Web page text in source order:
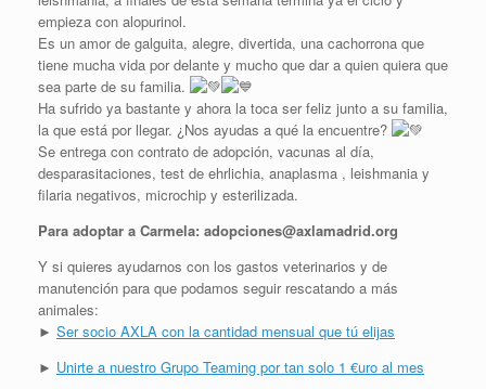
empieza con alopurinol.
Es un amor de galguita, alegre, divertida, una cachorrona que
tiene mucha vida por delante y mucho que dar a quien quiera que
sea parte de su familia.
Ha sufrido ya bastante y ahora la toca ser feliz junto a su familia,
la que está por llegar. ¿Nos ayudas a qué la encuentre?
Se entrega con contrato de adopción, vacunas al día,
desparasitaciones, test de ehrlichia, anaplasma , leishmania y
filaria negativos, microchip y esterilizada.
Para adoptar a Carmela: adopciones@axlamadrid.org
Y si quieres ayudarnos con los gastos veterinarios y de
manutención para que podamos seguir rescatando a más
animales:
► Ser socio AXLA con la cantidad mensual que tú elijas
► Unirte a nuestro Grupo Teaming por tan solo 1 €uro al mes